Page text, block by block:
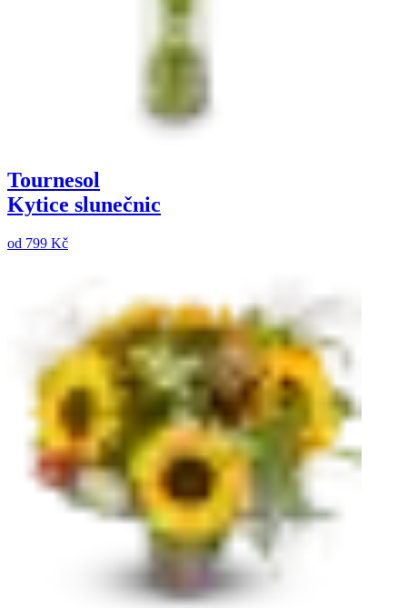
Tournesol
Kytice slunečnic
od 799 Kč